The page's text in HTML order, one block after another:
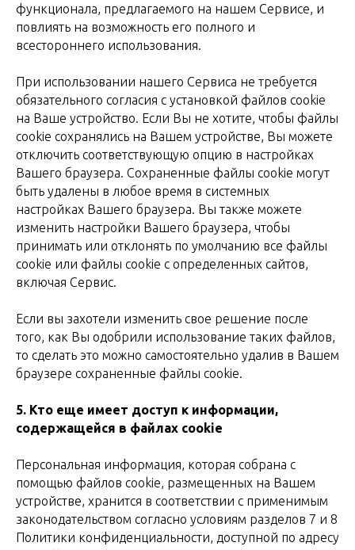
функционала, предлагаемого на нашем Сервисе, и
повлиять на возможность его полного и
всестороннего использования.
При использовании нашего Сервиса не требуется
обязательного согласия с установкой файлов cookie
на Ваше устройство. Если Вы не хотите, чтобы файлы
cookie сохранялись на Вашем устройстве, Вы можете
отключить соответствующую опцию в настройках
Вашего браузера. Сохраненные файлы cookie могут
быть удалены в любое время в системных
настройках Вашего браузера. Вы также можете
изменить настройки Вашего браузера, чтобы
принимать или отклонять по умолчанию все файлы
cookie или файлы cookie с определенных сайтов,
включая Сервис.
Если вы захотели изменить свое решение после
того, как Вы одобрили использование таких файлов,
то сделать это можно самостоятельно удалив в Вашем
браузере сохраненные файлы cookie.
5. Кто еще имеет доступ к информации,
содержащейся в файлах cookie
Персональная информация, которая собрана с
помощью файлов cookie, размещенных на Вашем
устройстве, хранится в соответствии с применимым
законодательством согласно условиям разделов 7 и 8
Политики конфиденциальности, доступной по адресу